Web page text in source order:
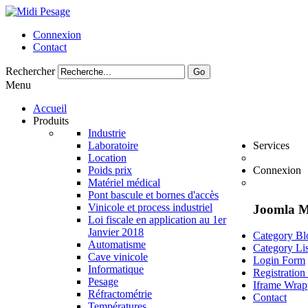
Connexion
Contact
Rechercher Go
Menu
Accueil
Produits
Industrie
Laboratoire
Location
Poids prix
Matériel médical
Pont bascule et bornes d'accès
Vinicole et process industriel
Loi fiscale en application au 1er
Janvier 2018
Services
Automatisme
Cave vinicole
Informatique
Pesage
Réfractométrie
Connexion
Joomla
Category
Category
Login Form
Registration
Iframe
Contact